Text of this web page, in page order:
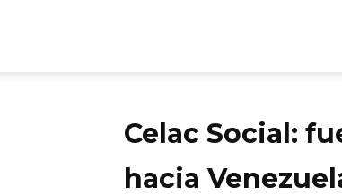
Celac Social:
hacia